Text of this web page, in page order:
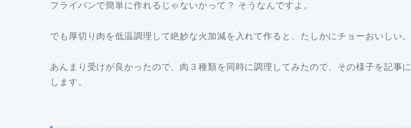
フライパンで簡単に作れるじゃないかって？ そうなんですよ。
でも厚切り肉を低温調理して絶妙な火加減を入れて作ると、たしかにチョーおいしい。
あんまり受けが良かったので、肉３種類を同時に調理してみたので、その様子を記事に
します。